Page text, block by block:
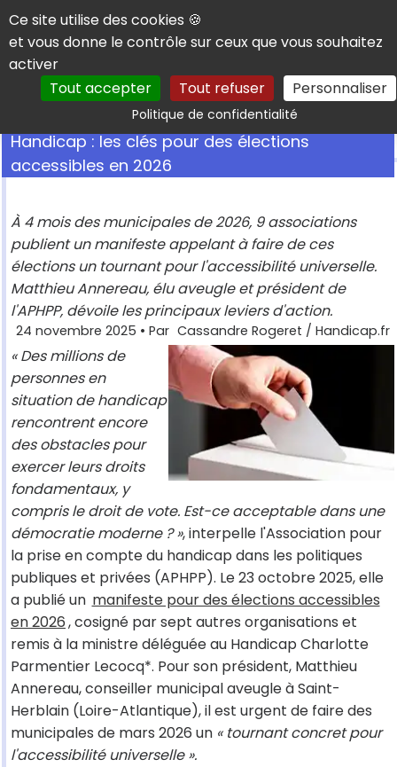
Panneau de gestion des cookies
Ce site utilise des cookies 🍪
et vous donne le contrôle sur ceux que vous souhaitez
activer
Tout accepter
Tout refuser Personnaliser
Politique de confidentialitéRechercher
Handicap : les clés pour des élections
accessibles en 2026
À 4 mois des municipales de 2026, 9 associations
publient un manifeste appelant à faire de ces
élections un tournant pour l'accessibilité universelle.
Matthieu Annereau, élu aveugle et président de
l'APHPP, dévoile les principaux leviers d'action.
24 novembre 2025 • Par Cassandre Rogeret / Handicap.fr
« Des millions de
personnes en
situation de handicap
rencontrent encore
des obstacles pour
exercer leurs droits
fondamentaux, y
compris le droit de vote. Est-ce acceptable dans une
démocratie moderne ? », interpelle l'Association pour
la prise en compte du handicap dans les politiques
publiques et privées (APHPP). Le 23 octobre 2025, elle
a publié un manifeste pour des élections accessibles
en 2026, cosigné par sept autres organisations et
remis à la ministre déléguée au Handicap Charlotte
Parmentier Lecocq*. Pour son président, Matthieu
Annereau, conseiller municipal aveugle à Saint-
Herblain (Loire-Atlantique), il est urgent de faire des
municipales de mars 2026 un « tournant concret pour
l'accessibilité universelle ».